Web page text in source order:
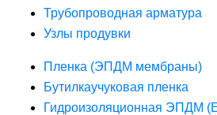
Трубопроводная арматура
Узлы продувки
Пленка (ЭПДМ мембраны)
Бутилкаучуковая пленка
Гидроизоляционная ЭПДМ